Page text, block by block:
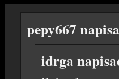
pepy667
idrga